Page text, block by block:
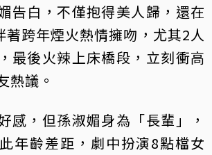
告白，不僅抱得美人歸，還在
著跨年煙火熱情擁吻，尤其2人
最後火辣上床橋段，立刻衝高
熱議。
感，但孫淑媚身為「長輩」，
年齡差距，劇中扮演8點檔女